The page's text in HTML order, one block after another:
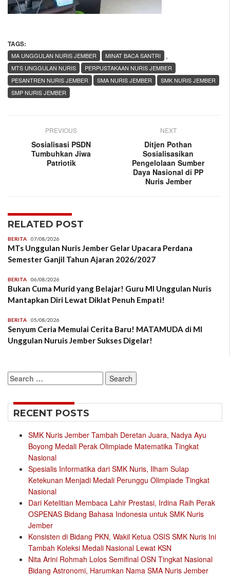
TAGS:
,
MA UNGGULAN NURIS JEMBER
MINAT BACA SANTRI
MTS UNGGULAN NURIS
PERPUSTAKAAN NURIS JEMBER
PESANTREN NURIS JEMBER
SMA NURIS JEMBER
SMK NURIS JEMBER
SMP NURIS JEMBER
PREVIOUS
Sosialisasi PSDN
Tumbuhkan Jiwa
Patriotik
NEXT
Ditjen Pothan
Sosialisasikan
Pengelolaan Sumber
Daya Nasional di PP
Nuris Jember
RELATED POST
BERITA 07/08/2026
MTs Unggulan Nuris Jember Gelar Upacara Perdana
Semester Ganjil Tahun Ajaran 2026/2027
BERITA 06/08/2026
Bukan Cuma Murid yang Belajar! Guru MI Unggulan Nuris
Mantapkan Diri Lewat Diklat Penuh Empati!
BERITA 05/08/2026
Senyum Ceria Memulai Cerita Baru! MATAMUDA di MI
Unggulan Nuruis Jember Sukses Digelar!
Search
for:
RECENT POSTS
SMK Nuris Jember Tambah Deretan Juara, Nadya Ayu
Boyong Medali Perak Olimpiade Matematika Tingkat
Nasional
Spesialis Informatika dari SMK Nuris, Ilham Sulap
Ketekunan Menjadi Medali Perunggu Olimpiade Tingkat
Nasional
Dari Ketelitian Membaca Lahir Prestasi, Irdina Raih Perak
OSPENAS Bidang Bahasa Indonesia untuk SMK Nuris
Jember
Konsisten di Bidang PKN, Wakil Ketua OSIS SMK Nuris Ini
Tambah Koleksi Medali Nasional Lewat KSN
Nita Arini Rohmah Lolos Semifinal OSN Tingkat Nasional
Bidang Astronomi, Harumkan Nama SMA Nuris Jember